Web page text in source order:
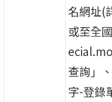
名網址(
或至全
查詢」
字-登錄